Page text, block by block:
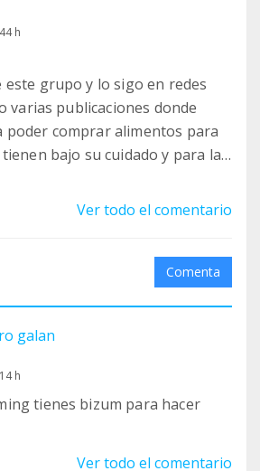
h
este grupo y lo sigo en redes
varias publicaciones donde
poder comprar alimentos para
bajo su cuidado y para las
alimentos para bebés.
a través de su cuenta en
Ver todo el comentario
Comenta
galan
h
tienes bizum para hacer
Ver todo el comentario